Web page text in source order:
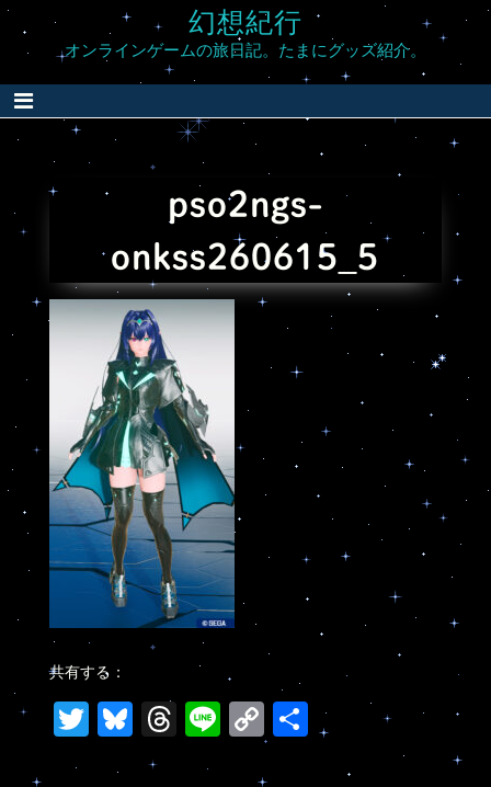
Skip
content
幻想紀行
オンラインゲームの旅日記。たまにグッズ紹介。
pso2ngs-
onkss260615_5
共有する：
Twitter
Bluesky
Threads
LineCopy
Link
共